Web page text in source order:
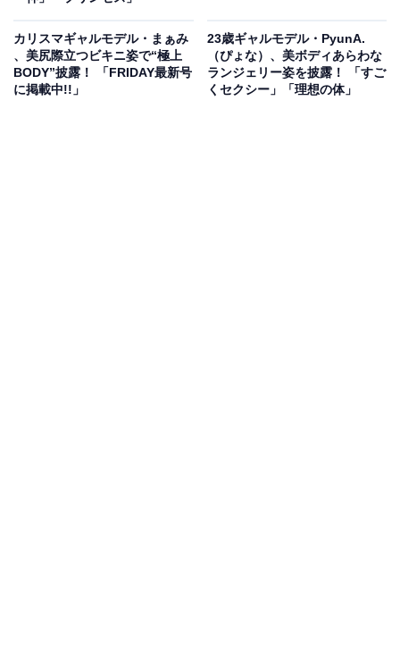
カリスマギャルモデル・まぁみ
、美尻際立つビキニ姿で“極上
BODY”披露！ 「FRIDAY最新号
に掲載中!!」
23歳ギャルモデル・PyunA.
（ぴょな）、美ボディあらわな
ランジェリー姿を披露！ 「すご
くセクシー」「理想の体」